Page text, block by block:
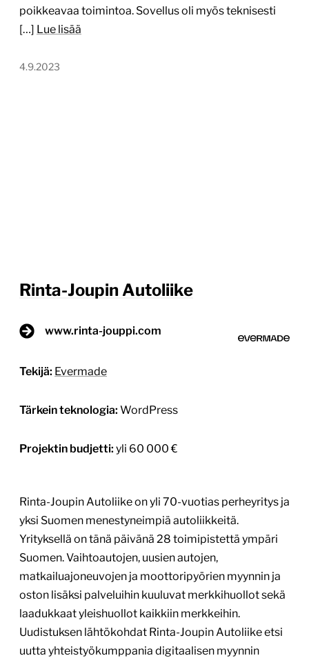
poikkeavaa toimintoa. Sovellus oli myös teknisesti
[…] Lue lisää
4.9.2023
Rinta-Joupin Autoliike
www.rinta-jouppi.com
Tekijä: Evermade
Tärkein teknologia: WordPress
Projektin budjetti: yli 60 000 €
Rinta-Joupin Autoliike on yli 70-vuotias perheyritys ja
yksi Suomen menestyneimpiä autoliikkeitä.
Yrityksellä on tänä päivänä 28 toimipistettä ympäri
Suomen. Vaihtoautojen, uusien autojen,
matkailuajoneuvojen ja moottoripyörien myynnin ja
oston lisäksi palveluihin kuuluvat merkkihuollot sekä
laadukkaat yleishuollot kaikkiin merkkeihin.
Uudistuksen lähtökohdat Rinta-Joupin Autoliike etsi
uutta yhteistyökumppania digitaalisen myynnin